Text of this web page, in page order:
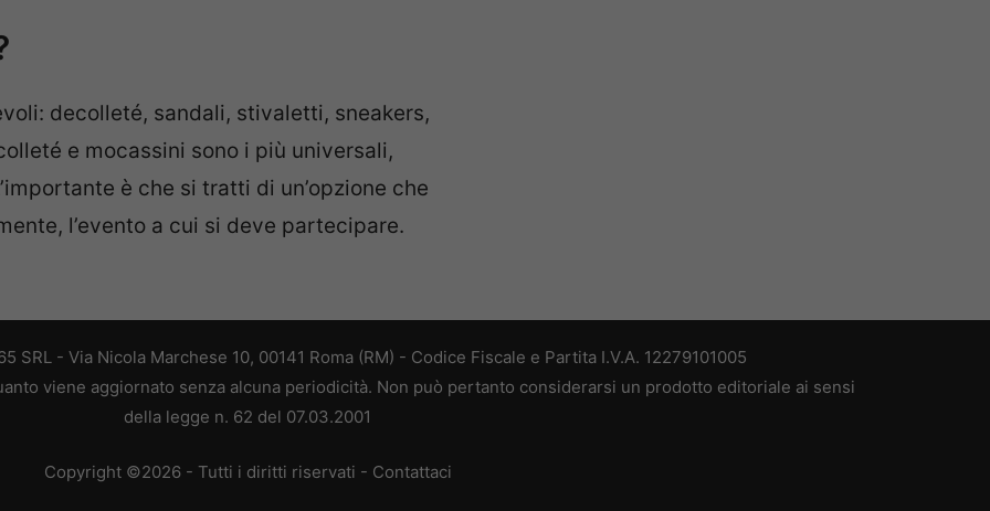
decolleté, sandali, stivaletti, sneakers,
e mocassini sono i più universali,
è che si tratti di un’opzione che
l’evento a cui si deve partecipare.
SRL - Via Nicola Marchese 10, 00141 Roma (RM) - Codice Fiscale e Partita I.V.A. 12279101005
viene aggiornato senza alcuna periodicità. Non può pertanto considerarsi un prodotto editoriale ai sensi
della legge n. 62 del 07.03.2001
Copyright ©2026 - Tutti i diritti riservati - Contattaci